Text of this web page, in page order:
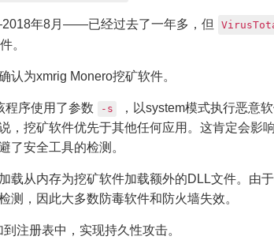
年8月——已经过去了一年多，但
。
认为xmrig Monero挖矿软件。
程序使用了参数 -s
，以system模式执行恶意
，挖矿软件优先于其他任何应用。这肯定会影
了安全工具的检测。
载从内存为挖矿软件加载额外的DLL文件。由
测，因此大多数防毒软件和防火墙失效。
注册表中，实现持久性攻击。